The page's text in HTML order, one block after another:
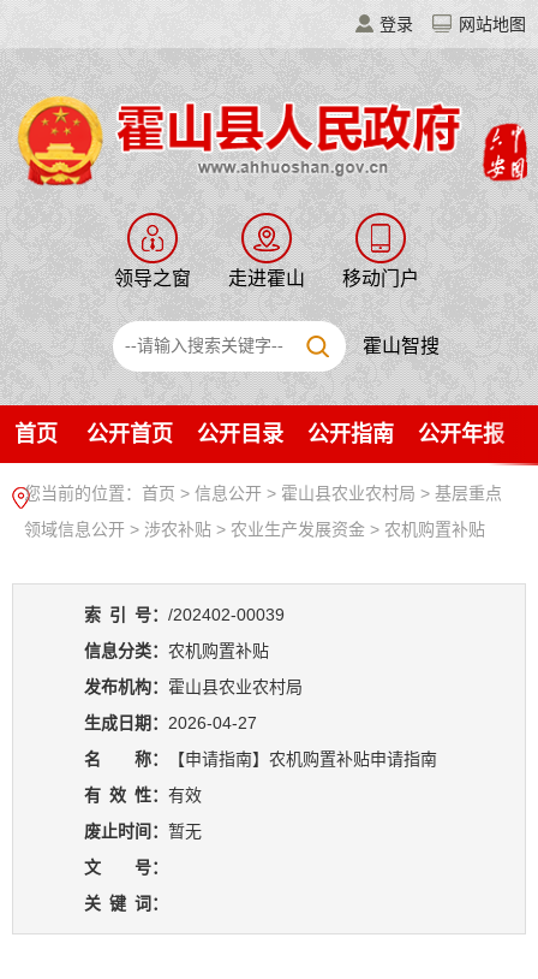
登录 网站地图
领导之窗 走进霍山 移动门户
霍山智搜
首页 公开首页 公开目录 公开指南 公开年报
您当前的位置： 首页 > 信息公开 > 霍山县农业农村局 > 基层重点
领域信息公开 > 涉农补贴 > 农业生产发展资金 > 农机购置补贴
索 引 号： /202402-00039
信息分类： 农机购置补贴
发布机构： 霍山县农业农村局
生成日期： 2026-04-27
名 称：
【申请指南】农机购置补贴申请指南
有 效 性： 有效
废止时间： 暂无
文 号：
关 键 词：